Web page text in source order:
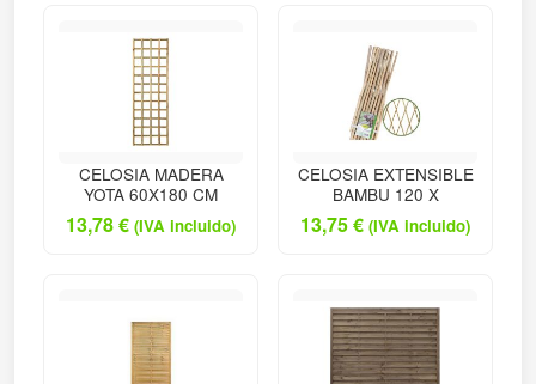
CELOSIA MADERA
YOTA 60X180 CM
13,78€ (IVA incluido)
CELOSIA EXTENSIBLE
BAMBU 120 X
13,75€ (IVA incluido)